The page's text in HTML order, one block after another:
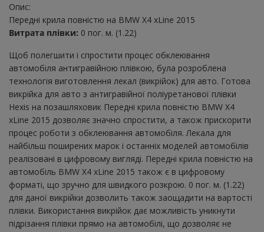
Опис:
Передні крила повністю на BMW X4 xLine 2015
Витрата плівки: 0 пог. м. (1.22)
Щоб полегшити і спростити процес обклеювання
автомобіля антигравійною плівкою, була розроблена
технологія виготовлення лекал (викрійок) для авто. Готова
викрійка для авто з антигравійної поліуретанової плівки
Hexis на позашляховик Передні крила повністю BMW X4
xLine 2015 дозволяє значно спростити, а також прискорити
процес роботи з обклеювання автомобіля. Лекала для
найбільш поширених марок і останніх моделей автомобілів
реалізовані в цифровому вигляді. Передні крила повністю на
автомобіль BMW X4 xLine 2015 також є в цифровому
форматі, що зручно для швидкого розкрою. 0 пог. м. (1.22)
для даної викрійки дозволить також заощадити на вартості
плівки. Використання викрійок дає можливість уникнути
підрізання плівки прямо на автомобілі, що дозволяє не